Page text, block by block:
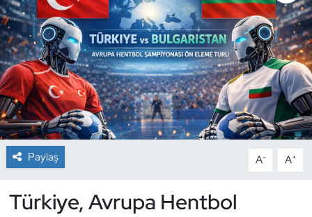
Paylaş A- A+
Türkiye, Avrupa Hentbol
Çim Hokeyi
Cimnastik
Curling
Dağcılık
Dans Sporları
Dövüş Sanatı